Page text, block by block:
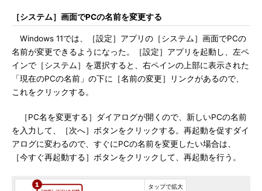
［システム］画面でPCの名前を変更する
Windows 11では、［設定］アプリの［システム］画面でPCの
名前が変更できるようになった。［設定］アプリを起動し、左ペ
インで［システム］を選択すると、右ペインの上部に表示された
「現在のPCの名前」の下に［名前の変更］リンクがあるので、
これをクリックする。
［PC名を変更する］ダイアログが開くので、新しいPCの名前
を入力して、［次へ］ボタンをクリックする。再起動を促すダイ
アログに変わるので、すぐにPCの名前を変更したい場合は、
［今すぐ再起動する］ボタンをクリックして、再起動を行う。